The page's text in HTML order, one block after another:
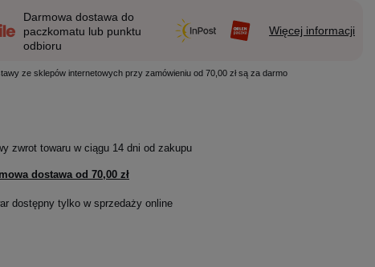
Darmowa dostawa do
paczkomatu lub punktu
odbioru
Więcej informacji
ze sklepów internetowych przy zamówieniu od 70,00 zł są za darmo
zwrot towaru w ciągu 14dni od zakupu
dostawa od 70,00 zł
dostępny tylko w sprzedaży online